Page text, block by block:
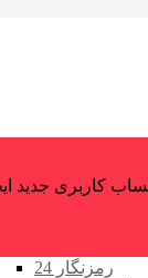
رمزنگار 24